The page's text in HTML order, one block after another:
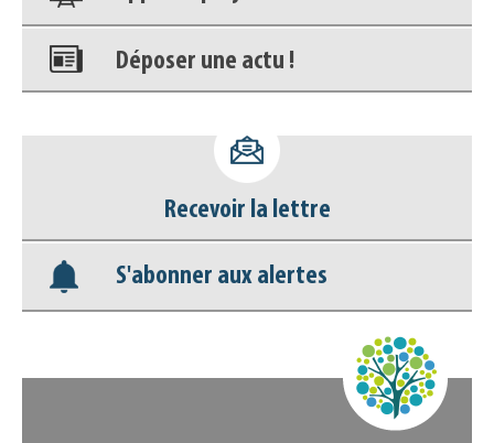
Déposer une actu !
déconnecter)
Base documentaire
Nos veilles Scoop.it
Recevoir la lettre
S'abonner aux alertes